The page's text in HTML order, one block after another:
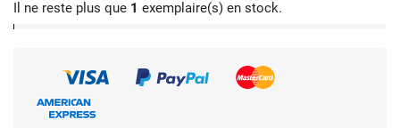
Il ne reste plus que 1 exemplaire(s) en stock.